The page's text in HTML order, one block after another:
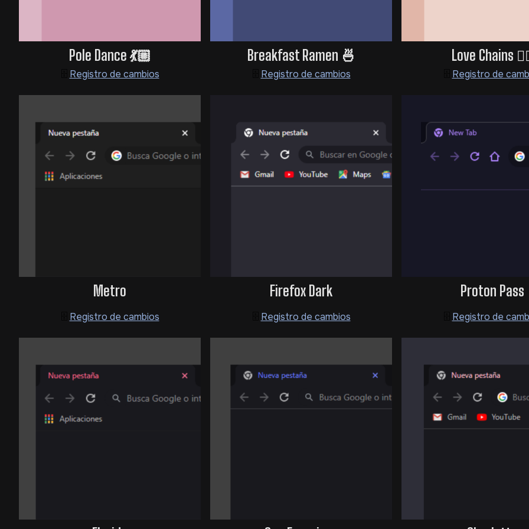
Pole Dance 💃🏼
Registro de cambios
Breakfast Ramen 🍜
Registro de cambios
Love Chains
Registro de
Metro
Registro de cambios
Firefox Dark
Registro de cambios
Proton Pass
Registro de